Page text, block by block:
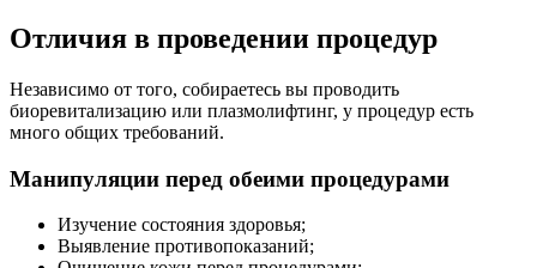
Отличия в проведении процедур
Независимо от того, собираетесь вы проводить
биоревитализацию или плазмолифтинг, у процедур есть
много общих требований.
Манипуляции перед обеими процедурами
Изучение состояния здоровья;
Выявление противопоказаний;